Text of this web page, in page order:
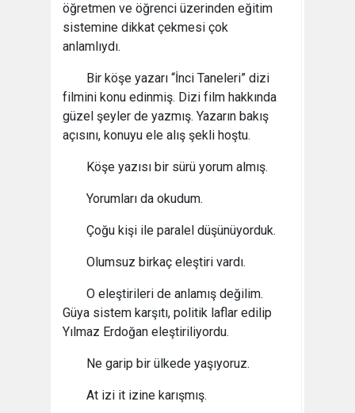
öğretmen ve öğrenci üzerinden eğitim
sistemine dikkat çekmesi çok
anlamlıydı.
Bir köşe yazarı “İnci Taneleri” dizi
filmini konu edinmiş. Dizi film hakkında
güzel şeyler de yazmış. Yazarın bakış
açısını, konuyu ele alış şekli hoştu.
Köşe yazısı bir sürü yorum almış.
Yorumları da okudum.
Çoğu kişi ile paralel düşünüyorduk.
Olumsuz birkaç eleştiri vardı.
O eleştirileri de anlamış değilim.
Güya sistem karşıtı, politik laflar edilip
Yılmaz Erdoğan eleştiriliyordu.
Ne garip bir ülkede yaşıyoruz.
At izi it izine karışmış.